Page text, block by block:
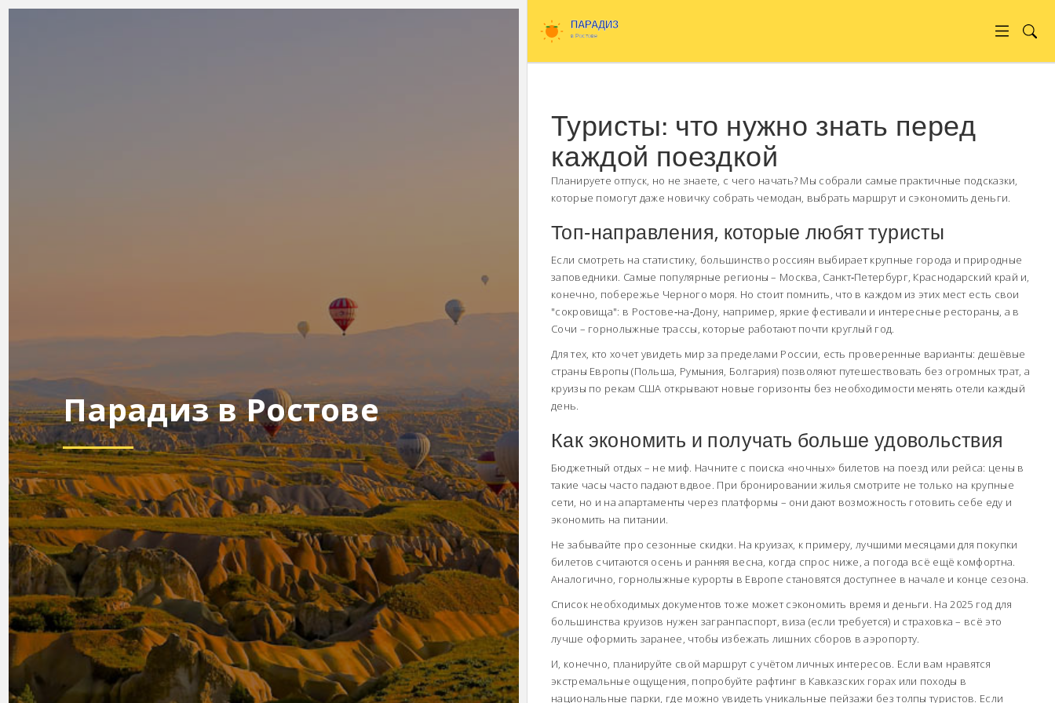
Парадиз в Ростове
Туристы: что нужно знать перед
каждой поездкой
Планируете отпуск, но не знаете, с чего начать? Мы собрали самые практичные подсказки,
которые помогут даже новичку собрать чемодан, выбрать маршрут и сэкономить деньги.
Топ‑направления, которые любят туристы
Если смотреть на статистику, большинство россиян выбирает крупные города и природные
заповедники. Самые популярные регионы – Москва, Санкт‑Петербург, Краснодарский край и,
конечно, побережье Черного моря. Но стоит помнить, что в каждом из этих мест есть свои
"сокровища": в Ростове‑на‑Дону, например, яркие фестивали и интересные рестораны, а в
Сочи – горнолыжные трассы, которые работают почти круглый год.
Для тех, кто хочет увидеть мир за пределами России, есть проверенные варианты: дешёвые
страны Европы (Польша, Румыния, Болгария) позволяют путешествовать без огромных трат, а
круизы по рекам США открывают новые горизонты без необходимости менять отели каждый
день.
Как экономить и получать больше удовольствия
Бюджетный отдых – не миф. Начните с поиска «ночных» билетов на поезд или рейса: цены в
такие часы часто падают вдвое. При бронировании жилья смотрите не только на крупные
сети, но и на апартаменты через платформы – они дают возможность готовить себе еду и
экономить на питании.
Не забывайте про сезонные скидки. На круизах, к примеру, лучшими месяцами для покупки
билетов считаются осень и ранняя весна, когда спрос ниже, а погода всё ещё комфортна.
Аналогично, горнолыжные курорты в Европе становятся доступнее в начале и конце сезона.
Список необходимых документов тоже может сэкономить время и деньги. На 2025 год для
большинства круизов нужен загранпаспорт, виза (если требуется) и страховка – всё это
лучше оформить заранее, чтобы избежать лишних сборов в аэропорту.
И, конечно, планируйте свой маршрут с учётом личных интересов. Если вам нравятся
экстремальные ощущения, попробуйте рафтинг в Кавказских горах или походы в
национальные парки, где можно увидеть уникальные пейзажи без толпы туристов. Если